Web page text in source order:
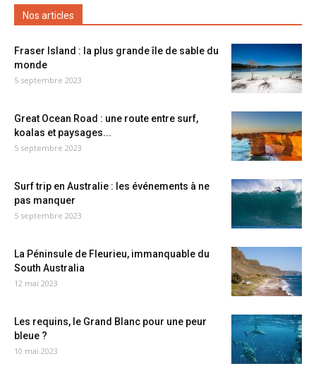
Nos articles
Fraser Island : la plus grande île de sable du
monde
5 septembre 2023
Great Ocean Road : une route entre surf,
koalas et paysages...
5 septembre 2023
Surf trip en Australie : les événements à ne
pas manquer
5 septembre 2023
La Péninsule de Fleurieu, immanquable du
South Australia
12 mai 2023
Les requins, le Grand Blanc pour une peur
bleue ?
10 mai 2023